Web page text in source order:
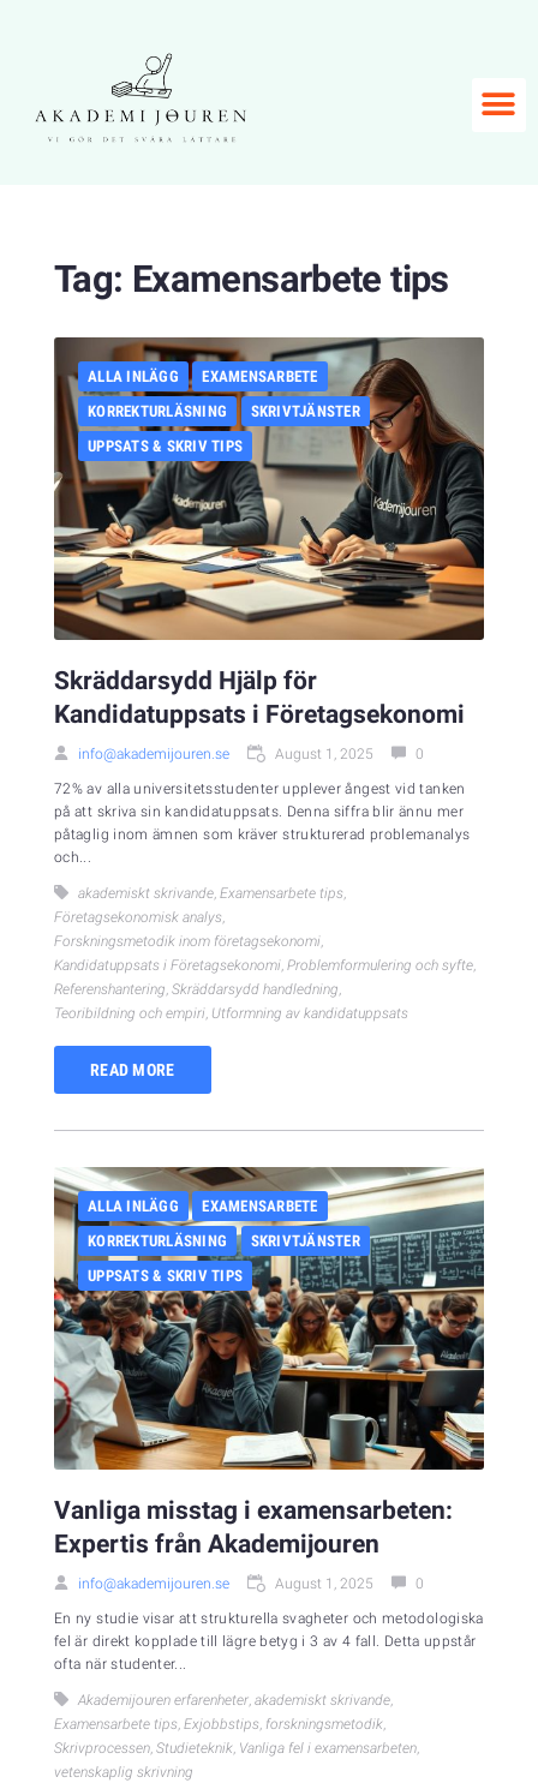
Tag: Examensarbete tips
ALLA INLÄGG
EXAMENSARBETE
KORREKTURLÄSNING
SKRIVTJÄNSTER
UPPSATS & SKRIV TIPS
Skräddarsydd Hjälp för
Kandidatuppsats i Företagsekonomi
info@akademijouren.se August 1, 2025 0
72% av alla universitetsstudenter upplever ångest vid tanken
på att skriva sin kandidatuppsats. Denna siffra blir ännu mer
påtaglig inom ämnen som kräver strukturerad problemanalys
och...
akademiskt skrivande, Examensarbete tips,
Företagsekonomisk analys,
Forskningsmetodik inom företagsekonomi,
Kandidatuppsats i Företagsekonomi, Problemformulering och syfte,
Referenshantering, Skräddarsydd handledning,
Teoribildning och empiri, Utformning av kandidatuppsats
READ MORE
ALLA INLÄGG
EXAMENSARBETE
KORREKTURLÄSNING
SKRIVTJÄNSTER
UPPSATS & SKRIV TIPS
Vanliga misstag i examensarbeten:
Expertis från Akademijouren
info@akademijouren.se August 1, 2025 0
En ny studie visar att strukturella svagheter och metodologiska
fel är direkt kopplade till lägre betyg i 3 av 4 fall. Detta uppstår
ofta när studenter...
Akademijouren erfarenheter, akademiskt skrivande,
Examensarbete tips, Exjobbstips, forskningsmetodik,
Skrivprocessen, Studieteknik, Vanliga fel i examensarbeten,
vetenskaplig skrivning